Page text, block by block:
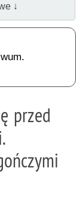
↓
przed